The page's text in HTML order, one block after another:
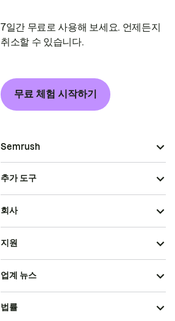
7일간 무료로 사용해 보세요. 언제든지
취소할 수 있습니다.
무료 체험 시작하기
Semrush
추가 도구
회사
지원
업계 뉴스
법률